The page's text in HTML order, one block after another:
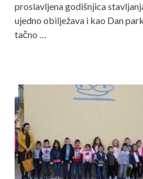
proslavljena godišnjica
ujedno obilježava i kao Dan
tačno …